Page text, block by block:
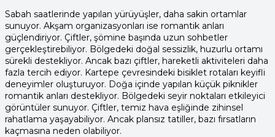
Sabah saatlerinde yapılan yürüyüşler, daha sakin ortamlar
sunuyor. Akşam organizasyonları ise romantik anları
güçlendiriyor. Çiftler, şömine başında uzun sohbetler
gerçekleştirebiliyor. Bölgedeki doğal sessizlik, huzurlu ortamı
sürekli destekliyor. Ancak bazı çiftler, hareketli aktiviteleri daha
fazla tercih ediyor. Kartepe çevresindeki bisiklet rotaları keyifli
deneyimler oluşturuyor. Doğa içinde yapılan küçük piknikler
romantik anları destekliyor. Bölgedeki seyir noktaları etkileyici
görüntüler sunuyor. Çiftler, temiz hava eşliğinde zihinsel
rahatlama yaşayabiliyor. Ancak plansız tatiller, bazı fırsatların
kaçmasına neden olabiliyor.